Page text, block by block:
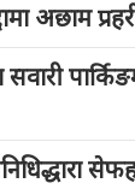
अछाम